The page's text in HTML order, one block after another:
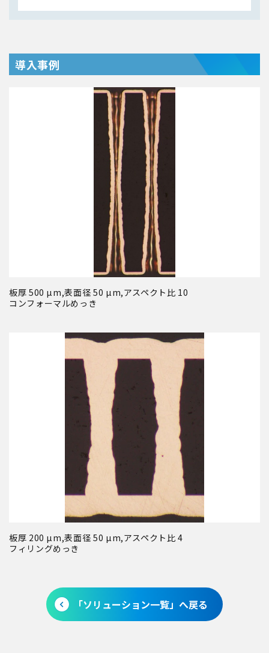
導入事例
板厚 500 µm,表面径 50 µm,アスペクト比 10
コンフォーマルめっき
板厚 200 µm,表面径 50 µm,アスペクト比 4
フィリングめっき
「ソリューション一覧」へ戻る